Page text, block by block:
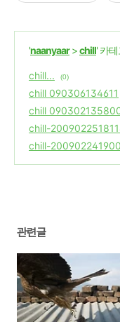
'naanyaar>chill' 카
chill... (0)
chill 090306134611
chill
chill-
chill-
관련글